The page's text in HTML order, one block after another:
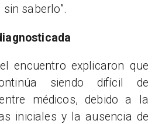
saberlo”.
encuentro explicaron que
siendo difícil de
médicos, debido a la
iniciales y la ausencia de